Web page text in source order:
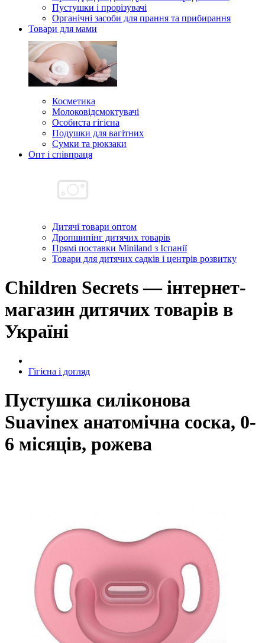
Пустушки і прорізувачі
Органічні засоби для прання та прибирання
Товари для мами
Косметика
Молоковідсмоктувачі
Особиста гігієна
Подушки для вагітних
Сумки та рюкзаки
Опт і співпраця
Дитячі товари оптом
Дропшипінг дитячих товарів
Прямі поставки Miniland з Іспанії
Товари для дитячих садків і центрів розвитку
Children Secrets — інтернет-
магазин дитячих товарів в
Україні
Гігієна і догляд
Пустушка силіконова
Suavinex анатомічна соска, 0-
6 місяців, рожева